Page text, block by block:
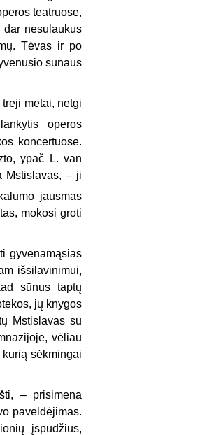
teatruose,
dar nesulaukus
Tėvas ir po
sūnaus
metai, netgi
operos
koncertuose.
ypač L. van
Mstislavas, – ji
jausmas
mokosi groti
gyvenamąsias
išsilavinimui,
sūnus taptų
jų knygos
Mstislavas su
vėliau
sėkmingai
– prisimena
paveldėjimas.
įspūdžius,